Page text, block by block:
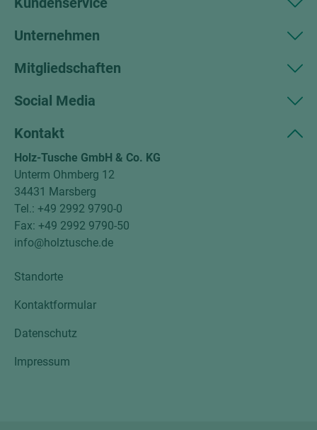
Unternehmen
Mitgliedschaften
Social Media
Kontakt
Holz-Tusche GmbH & Co. KG
Unterm Ohmberg 12
34431 Marsberg
Tel.: +49 2992 9790-0
Fax: +49 2992 9790-50
info@holztusche.de
Standorte
Kontaktformular
Datenschutz
Impressum